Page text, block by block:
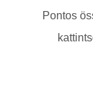
Pontos